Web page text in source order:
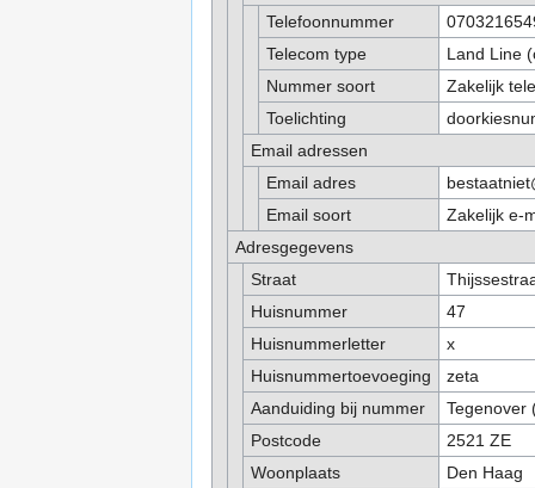
Telefoonnummer
Telecom type
Land Line
Nummer soort
Zakelijk
Toelichting
Email adressen
Email adres
Email soort
Zakelijk e-
Adresgegevens
Straat
Huisnummer
47
Huisnummerletter
x
Huisnummertoevoeging
zeta
Aanduiding bij nummer
Tegenover
Postcode
2521 ZE
Woonplaats
Den Haag